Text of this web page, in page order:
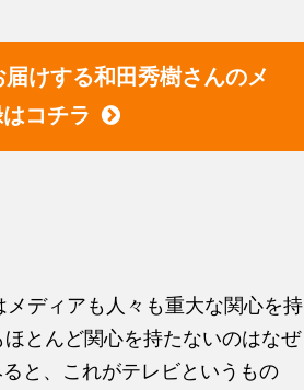
けする和田秀樹さんのメ
コチラ
ディアも人々も重大な関心を持
とんど関心を持たないのはなぜ
と、これがテレビというもの